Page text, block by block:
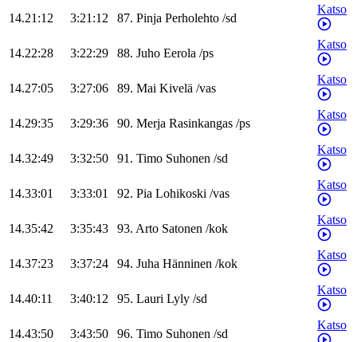
14.21:12 3:21:12 87. Pinja Perholehto /sd
Katso
14.22:28 3:22:29 88. Juho Eerola /ps
Katso
14.27:05 3:27:06 89. Mai Kivelä /vas
Katso
14.29:35 3:29:36 90. Merja Rasinkangas /ps
Katso
14.32:49 3:32:50 91. Timo Suhonen /sd
Katso
14.33:01 3:33:01 92. Pia Lohikoski /vas
Katso
14.35:42 3:35:43 93. Arto Satonen /kok
Katso
14.37:23 3:37:24 94. Juha Hänninen /kok
Katso
14.40:11 3:40:12 95. Lauri Lyly /sd
Katso
14.43:50 3:43:50 96. Timo Suhonen /sd
Katso